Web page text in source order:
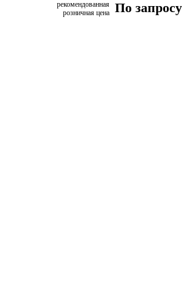
рекомендованная
розничная цена
По запросу